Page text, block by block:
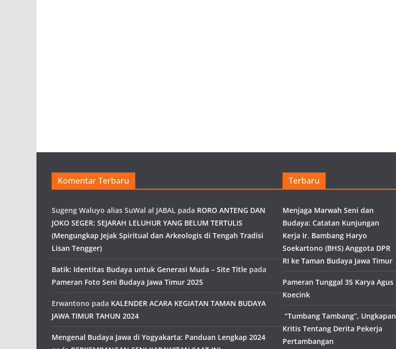
Komentar Terbaru
Sugeng Waluyo alias SuWal al JABAL pada RORO ANTENG DAN
JOKO SEGER: SEJARAH LELUHUR YANG BELUM TERTULIS
(Mengungkap Jejak Spiritual dan Arkeologis di Tengah Tradisi
Lisan Tengger)
Batik: Identitas Budaya untuk Generasi Muda – Site Title pada
Pameran Foto Seni Budaya Jawa Timur 2025
Erwantono pada KALENDER ACARA KEGIATAN TAMAN BUDAYA
JAWA TIMUR TAHUN 2024
Mengenal Budaya Jawa di Yogyakarta: Panduan Lengkap 2024
Terbaru
Menjaga Marwah Seni dan
Budaya: Catatan Kunjungan
Kerja Ir. Bambang Haryo
Soekartono (BHS) Anggota DPR
RI ke Taman Budaya Jawa Timur
Pameran Tunggal 35 Karya Agus
Koecink
“Tumbang Tambang”, Ungkapan
Kritis Tentang Derita Pekerja
Pertambangan